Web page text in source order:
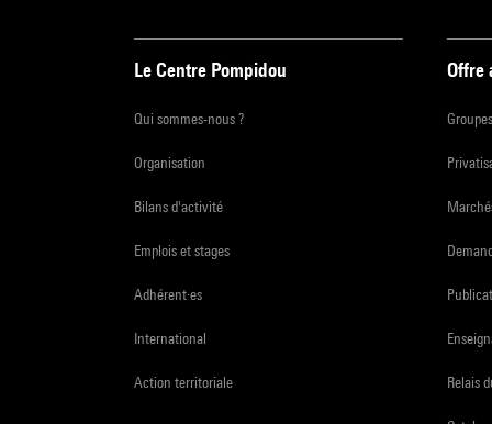
Le Centre Pompidou
Qui sommes-nous ?
Organisation
Bilans d'activité
Emplois et stages
Adhérent·es
International
Action territoriale
Offre
Groupes
Relais